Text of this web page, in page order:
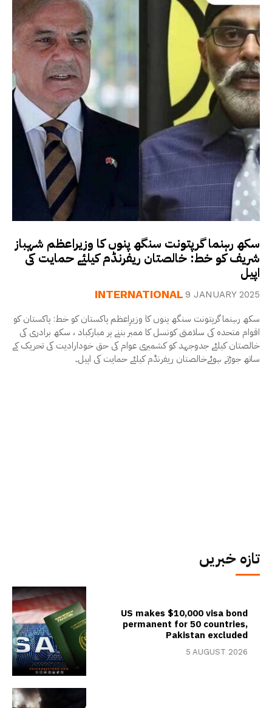
سکھ رہنما گرپتونت سنگھ پنوں کا وزیراعظم شہباز
شریف کو خط: خالصتان ریفرنڈم کیلئے حمایت کی
اپیل
INTERNATIONAL 9 JANUARY 2025
سکھ رہنما گرپتونت سنگھ پنوں کا وزیرِاعظم پاکستان کو خط: پاکستان کو
اقوام متحدہ کی سلامتی کونسل کا ممبر بننے پر مبارکباد ، سکھ برادری کی
خالصتان کیلئے جدوجہد کو کشمیری عوام کی حق خودارادیت کی تحریک کے
ساتھ جوڑتے ہوئےخالصتان ریفرنڈم کیلئے حمایت کی اپیل۔
تازہ خبریں
US makes $10,000 visa bond
permanent for 50 countries,
Pakistan excluded
5 AUGUST 2026